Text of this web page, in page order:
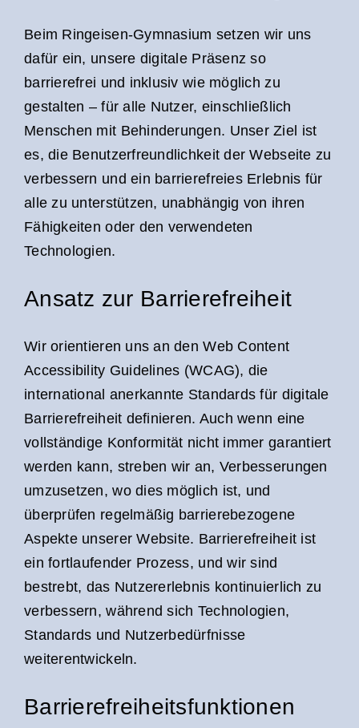
Beim Ringeisen-Gymnasium setzen wir uns
dafür ein, unsere digitale Präsenz so
barrierefrei und inklusiv wie möglich zu
gestalten – für alle Nutzer, einschließlich
Menschen mit Behinderungen. Unser Ziel ist
es, die Benutzerfreundlichkeit der Webseite zu
verbessern und ein barrierefreies Erlebnis für
alle zu unterstützen, unabhängig von ihren
Fähigkeiten oder den verwendeten
Technologien.
Ansatz zur Barrierefreiheit
Wir orientieren uns an den Web Content
Accessibility Guidelines (WCAG), die
international anerkannte Standards für digitale
Barrierefreiheit definieren. Auch wenn eine
vollständige Konformität nicht immer garantiert
werden kann, streben wir an, Verbesserungen
umzusetzen, wo dies möglich ist, und
überprüfen regelmäßig barrierebezogene
Aspekte unserer Website. Barrierefreiheit ist
ein fortlaufender Prozess, und wir sind
bestrebt, das Nutzererlebnis kontinuierlich zu
verbessern, während sich Technologien,
Standards und Nutzerbedürfnisse
weiterentwickeln.
Barrierefreiheitsfunktionen